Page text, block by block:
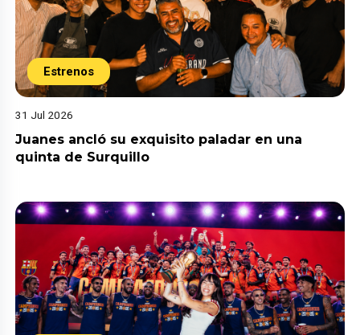
Estrenos
31 Jul 2026
Juanes ancló su exquisito paladar en una
quinta de Surquillo